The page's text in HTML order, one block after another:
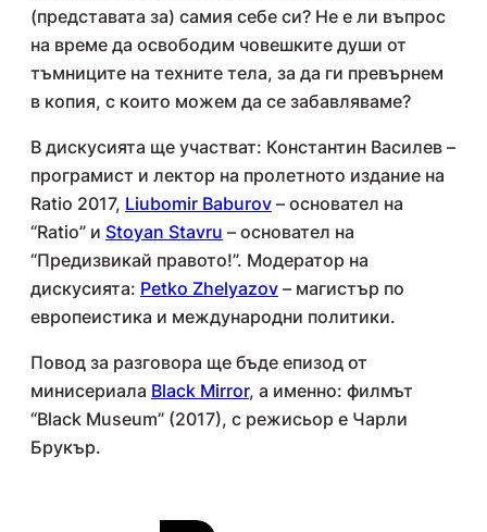
(представата за) самия себе си? Не е ли въпрос
на време да освободим човешките души от
тъмниците на техните тела, за да ги превърнем
в копия, с които можем да се забавляваме?
В дискусията ще участват: Константин Василев –
програмист и лектор на пролетното издание на
Ratio 2017, Liubomir Baburov – основател на
“Ratio” и Stoyan Stavru – основател на
“Предизвикай правото!”. Модератор на
дискусията: Petko Zhelyazov – магистър по
европеистика и международни политики.
Повод за разговора ще бъде епизод от
минисериала Black Mirror, а именно: филмът
“Black Museum” (2017), с режисьор е Чарли
Брукър.